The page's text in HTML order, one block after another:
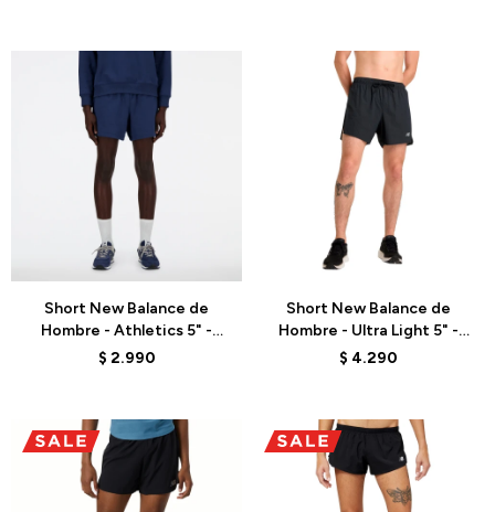
Short New Balance de
Hombre - Athletics 5" -
MS41511NNY - BLUE
$ 2.990
Short New Balance de
Hombre - Ultra Light 5" -
MS51286BK - BLACK
$ 4.290